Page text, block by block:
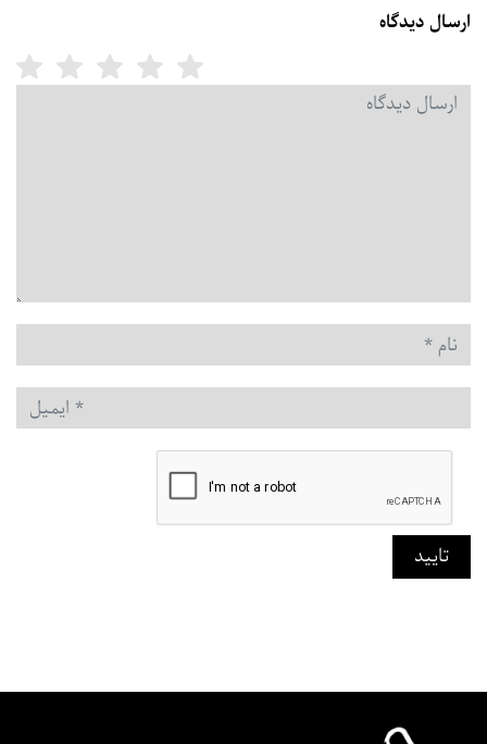
ارسال دیدگاه
دیدگاه شما*
نام
تایید